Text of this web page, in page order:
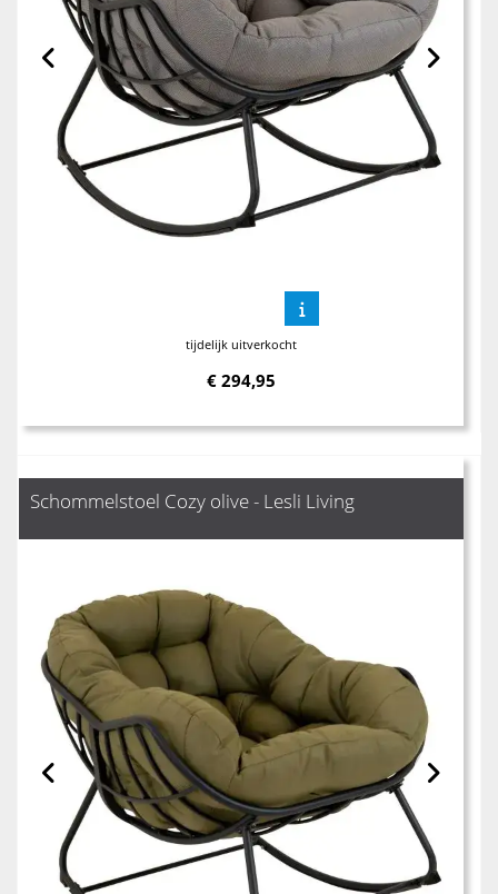
tijdelijk uitverkocht
€ 294,95
Schommelstoel Cozy olive - Lesli Living